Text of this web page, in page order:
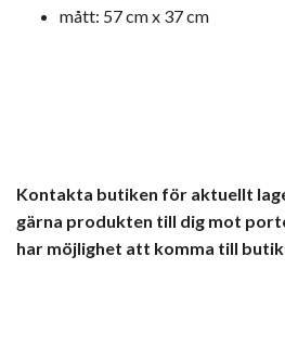
mått: 57 cm x 37 cm
Kontakta butiken för aktuellt
gärna produkten till dig mot
har möjlighet att komma till